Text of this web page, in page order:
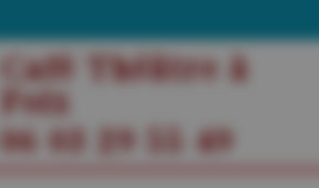
Café Théâtre à
Foix
06 03 29 55 49